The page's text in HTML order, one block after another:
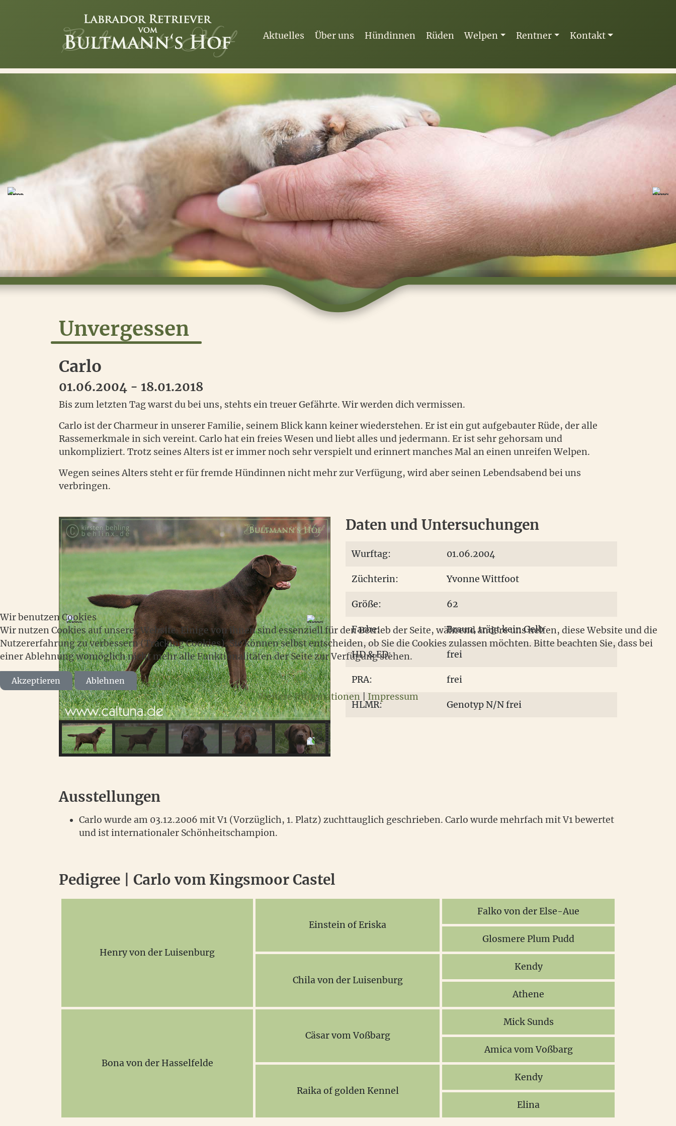
Aktuelles Über uns Hündinnen Rüden Welpen Rentner Kontakt
Unvergessen
Carlo
01.06.2004 - 18.01.2018
Bis zum letzten Tag warst du bei uns, stehts ein treuer Gefährte. Wir werden dich vermissen.
Carlo ist der Charmeur in unserer Familie, seinem Blick kann keiner wiederstehen. Er ist ein gut aufgebauter Rüde, der alle
Rassemerkmale in sich vereint. Carlo hat ein freies Wesen und liebt alles und jedermann. Er ist sehr gehorsam und
unkompliziert. Trotz seines Alters ist er immer noch sehr verspielt und erinnert manches Mal an einen unreifen Welpen.
Wegen seines Alters steht er für fremde Hündinnen nicht mehr zur Verfügung, wird aber seinen Lebendsabend bei uns
verbringen.
Daten und Untersuchungen
Wurftag: 01.06.2004
Züchterin: Yvonne Wittfoot
Größe: 62
Farbe: Braun, trägt kein Gelb
HD & ED: frei
PRA: frei
HLMR: Genotyp N/N frei
Ausstellungen
Carlo wurde am 03.12.2006 mit V1 (Vorzüglich, 1. Platz) zuchttauglich geschrieben. Carlo wurde mehrfach mit V1 bewertet
und ist internationaler Schönheitschampion.
Pedigree | Carlo vom Kingsmoor Castel
Henry von der Luisenburg
Einstein of Eriska
Falko von der Else-Aue
Glosmere Plum Pudd
Chila von der Luisenburg
Kendy
Athene
Bona von der Hasselfelde
Cäsar vom Voßbarg
Mick Sunds
Amica vom Voßbarg
Raika of golden Kennel
Kendy
Elina
Wir benutzen Cookies
Wir nutzen Cookies auf unserer Website. Einige von ihnen sind essenziell für den Betrieb der Seite, während andere uns helfen, diese Website und die
Nutzererfahrung zu verbessern (Tracking Cookies). Sie können selbst entscheiden, ob Sie die Cookies zulassen möchten. Bitte beachten Sie, dass bei
einer Ablehnung womöglich nicht mehr alle Funktionalitäten der Seite zur Verfügung stehen.
Akzeptieren Ablehnen
Weitere Informationen Impressum